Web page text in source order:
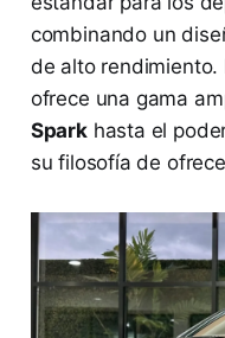
combinando un
de alto rendimiento.
ofrece una gama
Sparkhasta el
su filosofía de